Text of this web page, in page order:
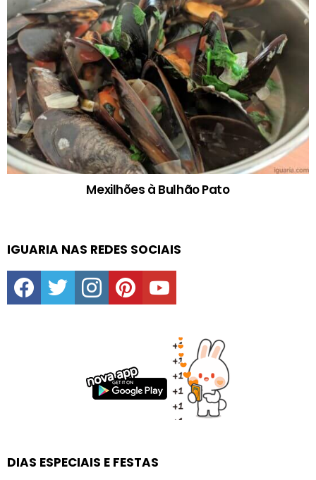
Mexilhões à Bulhão Pato
IGUARIA NAS REDES SOCIAIS
facebooktwitter instagrampinterestyoutube
DIAS ESPECIAIS E FESTAS